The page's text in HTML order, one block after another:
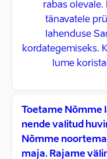
rabas
tänavatele
lahenduse
kordategemiseks.
lume
Toetame
nende valitud
Nõmme
maja. Rajame